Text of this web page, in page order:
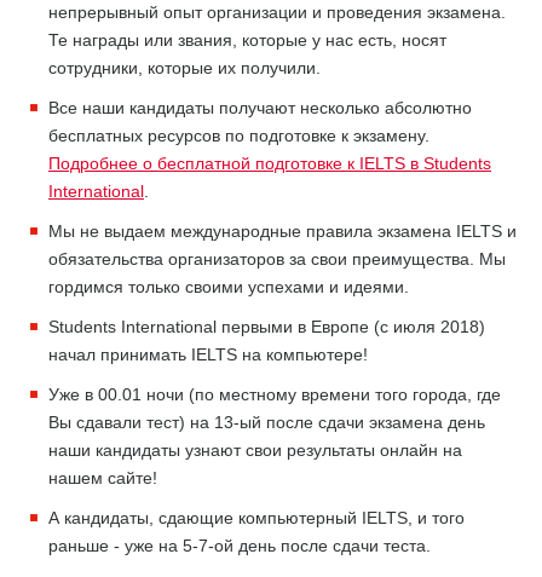
непрерывный опыт организации и проведения экзамена.
Те награды или звания, которые у нас есть, носят
сотрудники, которые их получили.
Все наши кандидаты получают несколько абсолютно
бесплатных ресурсов по подготовке к экзамену.
Подробнее о бесплатной подготовке к IELTS в Students
International
Мы не выдаем международные правила экзамена IELTS и
обязательства организаторов за свои преимущества. Мы
гордимся только своими успехами и идеями.
Students International первыми в Европе (с июля 2018)
начал принимать IELTS на компьютере!
Уже в 00.01 ночи (по местному времени того города, где
Вы сдавали тест) на 13-ый после сдачи экзамена день
наши кандидаты узнают свои результаты онлайн на
нашем сайте!
А кандидаты, сдающие компьютерный IELTS, и того
раньше - уже на 5-7-ой день после сдачи теста.